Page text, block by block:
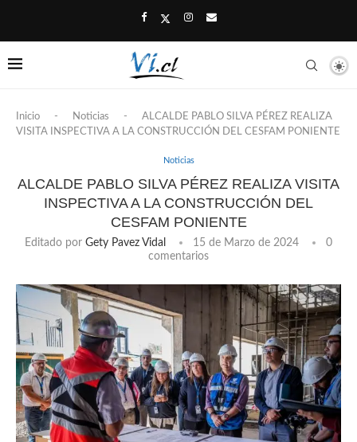
Inicio - Noticias -
ALCALDE PABLO SILVA PÉREZ REALIZA
VISITA INSPECTIVA A LA CONSTRUCCIÓN DEL CESFAM PONIENTE
Noticias
ALCALDE PABLO SILVA PÉREZ REALIZA VISITA
INSPECTIVA A LA CONSTRUCCIÓN DEL
CESFAM PONIENTE
Editado por Gety Pavez Vidal 15 de Marzo de 2024
0
comentarios